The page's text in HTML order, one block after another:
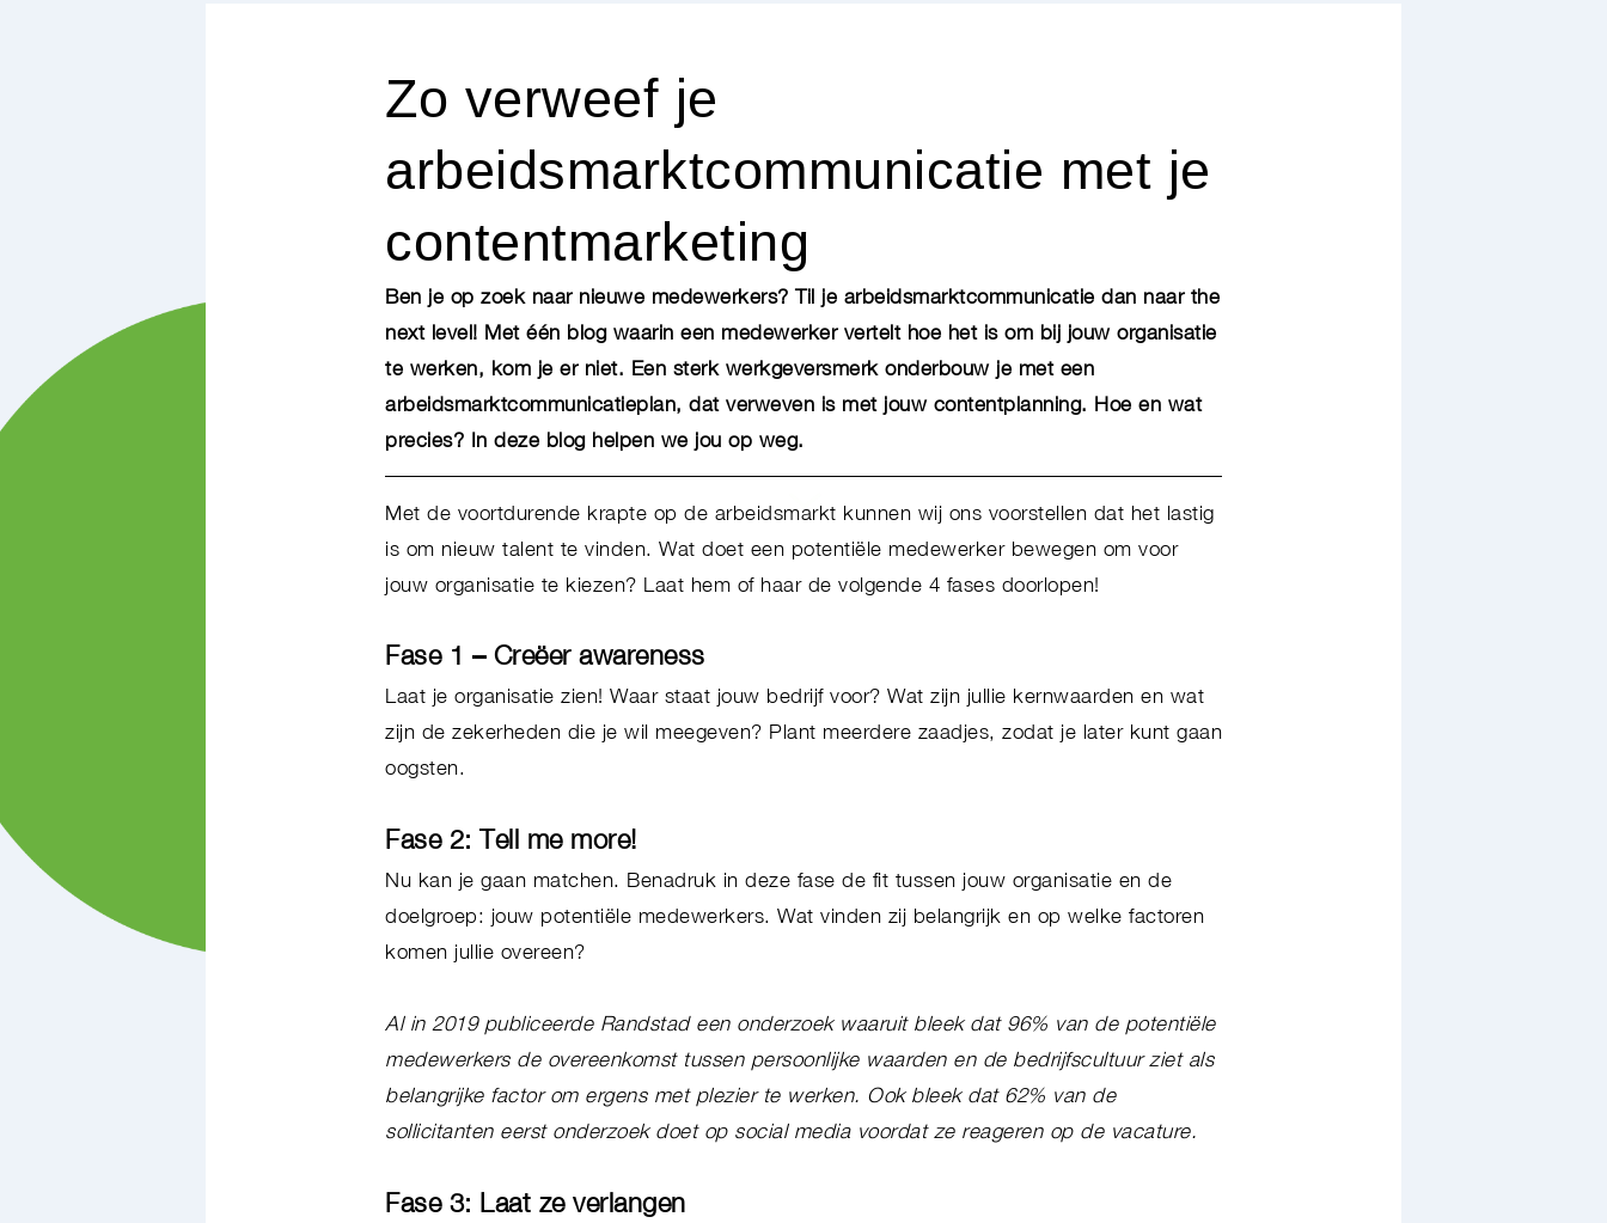
Zo verweef je
arbeidsmarktcommunicatie met je
contentmarketing
Ben je op zoek naar nieuwe medewerkers? Til je arbeidsmarktcommunicatie dan naar the
next level! Met één blog waarin een medewerker vertelt hoe het is om bij jouw organisatie
te werken, kom je er niet. Een sterk werkgeversmerk onderbouw je met een
arbeidsmarktcommunicatieplan, dat verweven is met jouw contentplanning. Hoe en wat
precies? In deze blog helpen we jou op weg.
Met de voortdurende krapte op de arbeidsmarkt kunnen wij ons voorstellen dat het lastig
is om nieuw talent te vinden. Wat doet een potentiële medewerker bewegen om voor
jouw organisatie te kiezen? Laat hem of haar de volgende 4 fases doorlopen!
Fase 1 – Creëer awareness
Laat je organisatie zien! Waar staat jouw bedrijf voor? Wat zijn jullie kernwaarden en wat
zijn de zekerheden die je wil meegeven? Plant meerdere zaadjes, zodat je later kunt gaan
oogsten.
Fase 2: Tell me more!
Nu kan je gaan matchen. Benadruk in deze fase de fit tussen jouw organisatie en de
doelgroep: jouw potentiële medewerkers. Wat vinden zij belangrijk en op welke factoren
komen jullie overeen?
Al in 2019 publiceerde Randstad een onderzoek waaruit bleek dat 96% van de potentiële
medewerkers de overeenkomst tussen persoonlijke waarden en de bedrijfscultuur ziet als
belangrijke factor om ergens met plezier te werken. Ook bleek dat 62% van de
sollicitanten eerst onderzoek doet op social media voordat ze reageren op de vacature.
Fase 3: Laat ze verlangen